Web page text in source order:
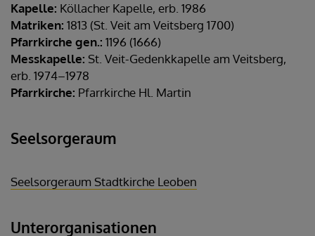
Kapelle: Köllacher Kapelle, erb. 1986
Matriken: 1813 (St. Veit am Veitsberg 1700)
Pfarrkirche gen.: 1196 (1666)
Messkapelle: St. Veit-Gedenkkapelle am Veitsberg,
erb. 1974–1978
Pfarrkirche: Pfarrkirche Hl. Martin
Seelsorgeraum
Seelsorgeraum Stadtkirche Leoben
Unterorganisationen